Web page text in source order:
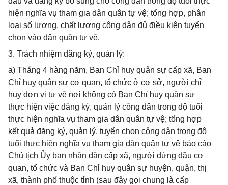
hiện nghĩa vụ tham gia dân quân tự vệ; tổng hợp, phân
loại số lượng, chất lượng công dân đủ điều kiện tuyển
chọn vào dân quân tự vệ.
3. Trách nhiệm đăng ký, quản lý:
a) Tháng 4 hàng năm, Ban Chỉ huy quân sự cấp xã, Ban
Chỉ huy quân sự cơ quan, tổ chức ở cơ sở, người chỉ
huy đơn vị tự vệ nơi không có Ban Chỉ huy quân sự
thực hiện việc đăng ký, quản lý công dân trong độ tuổi
thực hiện nghĩa vụ tham gia dân quân tự vệ; tổng hợp
kết quả đăng ký, quản lý, tuyển chọn công dân trong độ
tuổi thực hiện nghĩa vụ tham gia dân quân tự vệ báo cáo
Chủ tịch Ủy ban nhân dân cấp xã, người đứng đầu cơ
quan, tổ chức và Ban Chỉ huy quân sự huyện, quận, thị
xã, thành phố thuộc tỉnh (sau đây gọi chung là cấp